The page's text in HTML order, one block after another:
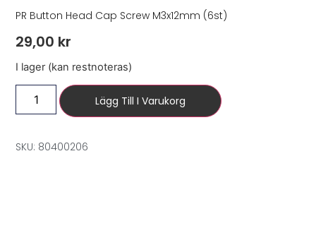
PR Button Head Cap Screw M3x12mm (6st)
29,00 kr
I lager (kan restnoteras)
Lägg Till I Varukorg
SKU: 80400206